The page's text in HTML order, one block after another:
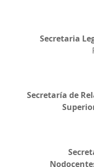
Secretaria
Secretaría de